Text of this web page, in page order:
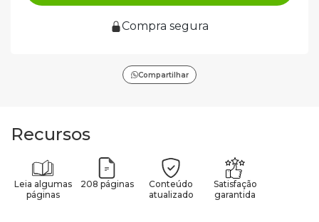
Compra segura
Compartilhar
Recursos
Leia algumas
páginas
208 páginas
Conteúdo
atualizado
Satisfação
garantida